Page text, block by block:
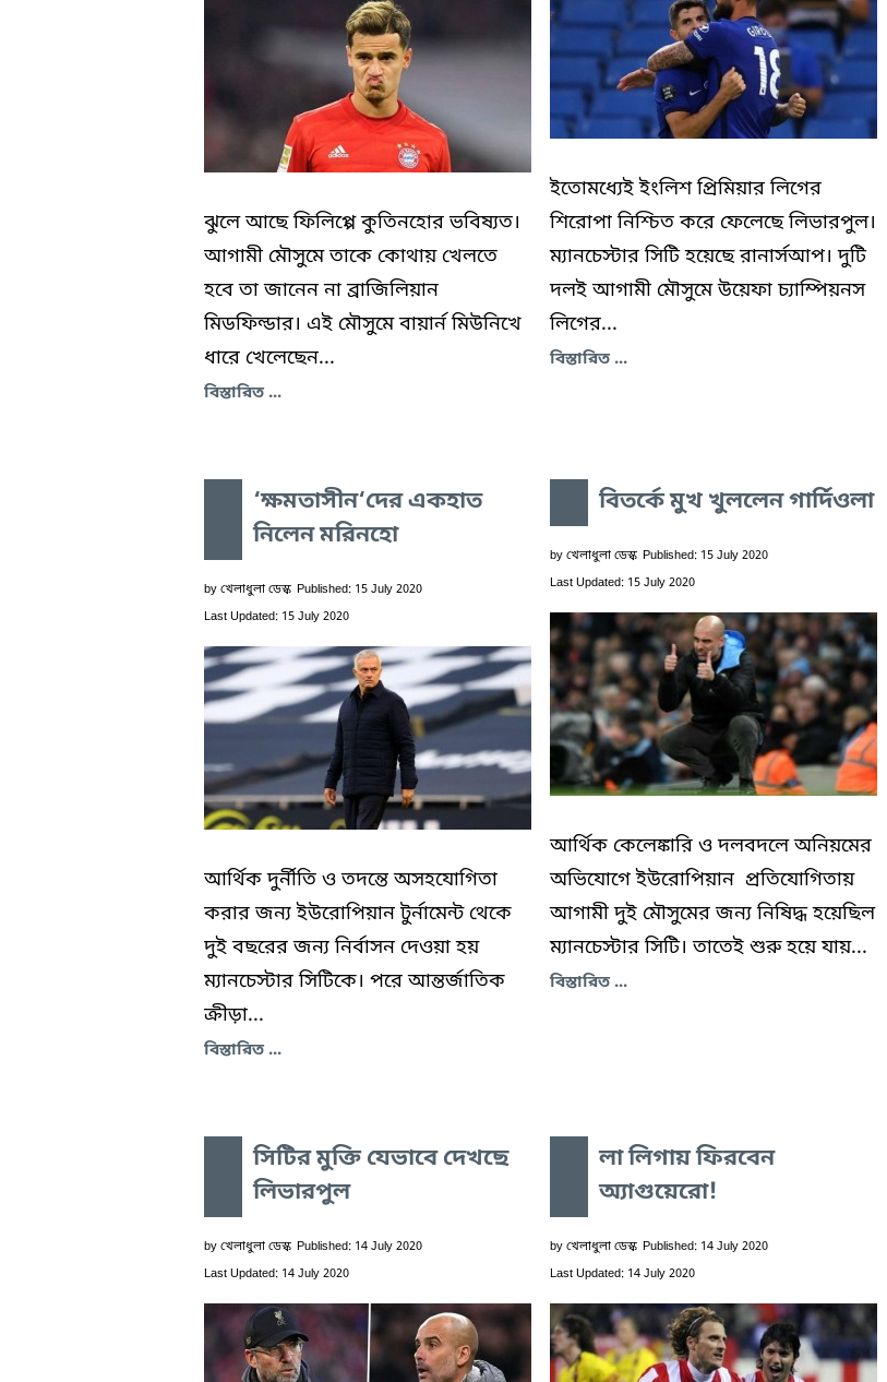
ঝুলে আছে ফিলিপ্পে কুতিনহোর ভবিষ্যত।
আগামী মৌসুমে তাকে কোথায় খেলতে
হবে তা জানেন না ব্রাজিলিয়ান
মিডফিল্ডার। এই মৌসুমে বায়ার্ন মিউনিখে
ধারে খেলেছেন...
বিস্তারিত ...
ইতোমধ্যেই ইংলিশ প্রিমিয়ার লিগের
শিরোপা নিশ্চিত করে ফেলেছে লিভারপুল।
ম্যানচেস্টার সিটি হয়েছে রানার্সআপ। দুটি
দলই আগামী মৌসুমে উয়েফা চ্যাম্পিয়নস
লিগের...
বিস্তারিত ...
‘ক্ষমতাসীন‘দের একহাত
নিলেন মরিনহো
by খেলাধুলা ডেস্ক Published: 15 July 2020
Last Updated: 15 July 2020
আর্থিক দুর্নীতি ও তদন্তে অসহযোগিতা
করার জন্য ইউরোপিয়ান টুর্নামেন্ট থেকে
দুই বছরের জন্য নির্বাসন দেওয়া হয়
ম্যানচেস্টার সিটিকে। পরে আন্তর্জাতিক
ক্রীড়া...
বিস্তারিত ...
বিতর্কে মুখ খুললেন গার্দিওলা
by খেলাধুলা ডেস্ক Published: 15 July 2020
Last Updated: 15 July 2020
আর্থিক কেলেঙ্কারি ও দলবদলে অনিয়মের
অভিযোগে ইউরোপিয়ান প্রতিযোগিতায়
আগামী দুই মৌসুমের জন্য নিষিদ্ধ হয়েছিল
ম্যানচেস্টার সিটি। তাতেই শুরু হয়ে যায়...
বিস্তারিত ...
সিটির মুক্তি যেভাবে দেখছে
লিভারপুল
by খেলাধুলা ডেস্ক Published: 14 July 2020
Last Updated: 14 July 2020
লা লিগায় ফিরবেন
অ্যাগুয়েরো!
by খেলাধুলা ডেস্ক Published: 14 July 2020
Last Updated: 14 July 2020